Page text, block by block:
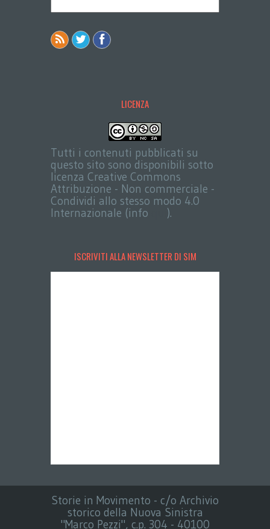
LICENZA
Tutti i contenuti pubblicati su
questo sito sono disponibili sotto
licenza Creative Commons
Attribuzione - Non commerciale -
Condividi allo stesso modo 4.0
Internazionale (info
).
ISCRIVITI ALLA NEWSLETTER DI SIM
Storie in Movimento - c/o Archivio
storico della Nuova Sinistra
"Marco Pezzi", c.p. 304 - 40100